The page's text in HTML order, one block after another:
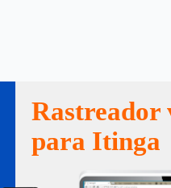
Rastreador
para Itinga